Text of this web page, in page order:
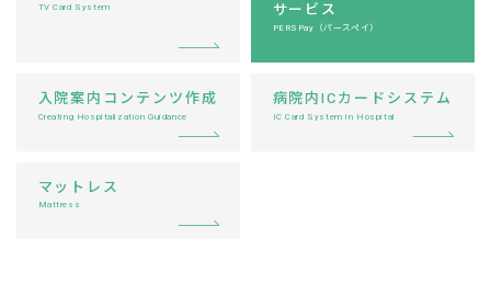
TV Card System
サービス
PERSPay（パースペイ）
入院案内コンテンツ作成
Creating Hospitalization Guidance
病院内ICカードシステム
IC Card System in Hospital
マットレス
Mattress